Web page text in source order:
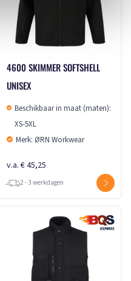
4600 SKIMMER SOFTSHELL
UNISEX
Beschikbaar in maat (maten):
XS-5XL
Merk: ØRN Workwear
v.a. € 45,25
2 - 3 werkdagen